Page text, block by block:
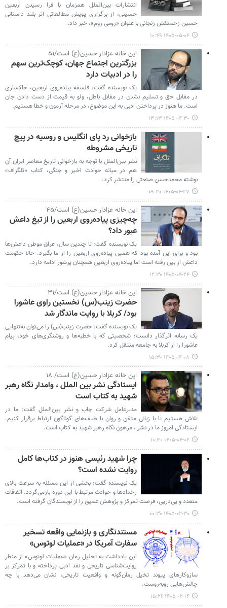
انتشارات بین‌الملل همزمان با فرا رسیدن اربعین
حسینی، از برگزاری پویش مطالعاتی اثر بلند داستانی
حسین زحمتکش زنجانی با عنوان «رومی روم»، خبر داد.
۱۴۰۵-۰۵-۰۴ ۱۰:۴۹
این خانه عزادار حسین(ع) است/۵۱
بزرگترین اجتماع جهان، کوچک‌ترین سهم
را در ادبیات دارد
یک نویسنده گفت: فلسفه پیاده‌روی اربعین، خاکساری
در مقابل حق و تسلیم نشدن در مقابل باطل، ولو به قیمت از دست دادن جان
است. ما هنوز در پرداختن ادبی به این موضوع، در مرحله آزمون و خطا هستیم.
۱۴۰۵-۰۴-۳۰ ۱۳:۱۳
بازخوانی رد پای انگلیس و روسیه در پیچ
تاریخی مشروطه
نشر بین‌الملل با توجه به بازخوانی تاریخ معاصر ایران آن
هم در میانه حوادث اخیر و جنگی، کتاب «تلگراف»
نوشته محمدحسن صنعتی را منتشر کرد.
۱۴۰۵-۰۴-۲۷ ۰۹:۳۰
این خانه عزادار حسین(ع) است/۴۵
چه‌چیزی پیاده‌روی اربعین را از تیغ داعش
عبور داد؟
یک نویسنده گفت: تا چندین سال، عراق موطن داعش‌ها
بود و برای این آمده بود که همین پیاده‌روی اربعین را از ما بگیرد. حالا حکومت
داعش از بین رفته است اما پیاده‌روی اربعین همچنان پرشور ادامه دارد.
۱۴۰۵-۰۴-۲۴ ۱۲:۳۰
این خانه عزادار حسین(ع) است/۳۱
حضرت زینب(س) نخستین راوی عاشورا
بود/ کربلا با روایت ماندگار شد
یک نویسنده گفت: حضرت زینب(س) را می‌توان به‌تنهایی
یک رسانه اثرگذار دانست؛ شخصیتی که با خطبه‌ها و روشنگری‌های خود، پیام
عاشورا را از کربلا به جامعه منتقل کرد.
۱۴۰۵-۰۴-۰۸ ۱۵:۳۰
این خانه عزادار حسین(ع) است/ ۱۸
ایستادگی نشر بین الملل ، وامدار نگاه رهبر
شهید به کتاب است
مدیرعامل شرکت چاپ و نشر بین‌الملل گفت: ما در
تلاش هستیم تا با زبانی متقن و روان با طیف‌های گوناگون ارتباط برقرار کنیم.
ایستادگی امروز ما در نشر ، مرهون نگاه رهبر شهید به کتاب است.
۱۴۰۵-۰۴-۰۲ ۱۰:۳۰
چرا شهید رئیسی هنوز در کتاب‌ها کامل
روایت نشده است؟
یک نویسنده گفت: بخشی از این مسئله به سرعت بالای
رخدادها و حوادث مرتبط با این دوره بازمی‌گردد. اتفاقات
متعدد و پی‌درپی، فرصت تمرکز و پژوهش عمیق را از نویسندگان گرفته است.
۱۴۰۵-۰۲-۳۰ ۰۰:۳۰
مستندنگاری و بازنمایی واقعه تسخیر
سفارت آمریکا در «عملیات لوتوس»
این یادداشت به تحلیل رمان «عملیات لوتوس» از منظر
روایت‌شناسی تاریخی و نقد ادبی پرداخته و با تمرکز بر
سازوکارهای پیوند تخیل رمان‌گونه و واقعیت تاریخی، نشان می‌دهد با چه
چالش‌هایی روبه‌روست.
۱۴۰۵-۰۲-۱۴ ۱۵:۲۶